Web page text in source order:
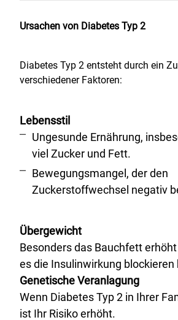
Ursachen von Diabetes Typ 2
Diabetes Typ 2 entsteht durch ein
verschiedener Faktoren:
Lebensstil
Ungesunde Ernährung,
viel Zucker und Fett.
Bewegungsmangel, der den
Zuckerstoffwechsel negativ
Übergewicht
Besonders das Bauchfett erhöht
es die Insulinwirkung blockieren
Genetische Veranlagung
Wenn Diabetes Typ 2 in Ihrer
ist Ihr Risiko erhöht.